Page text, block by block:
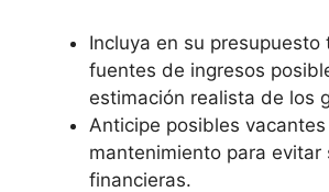
Incluya en su presupuesto
fuentes de ingresos
estimación realista de los
Anticipe posibles
mantenimiento para evitar
financieras.